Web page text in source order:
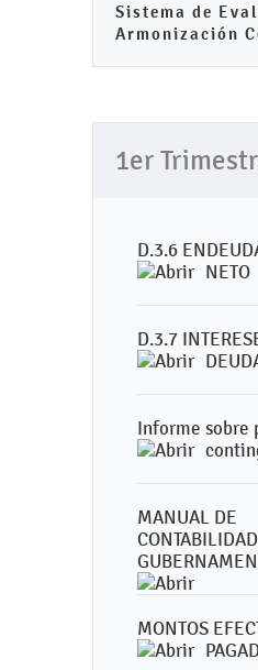
Sistema de
Armonización
1er
D.3.6
NETO
D.3.7
Informe sobre
MANUAL DE
CONTABILIDAD
MONTOS